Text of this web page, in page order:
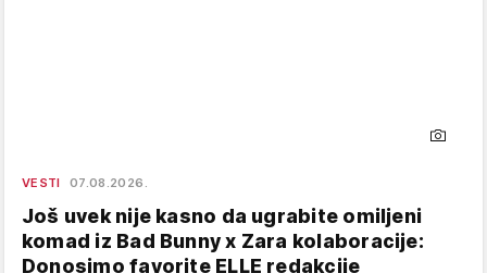
VESTI 07.08.2026.
Još uvek nije kasno da ugrabite omiljeni
komad iz Bad Bunny x Zara kolaboracije:
Donosimo favorite ELLE redakcije